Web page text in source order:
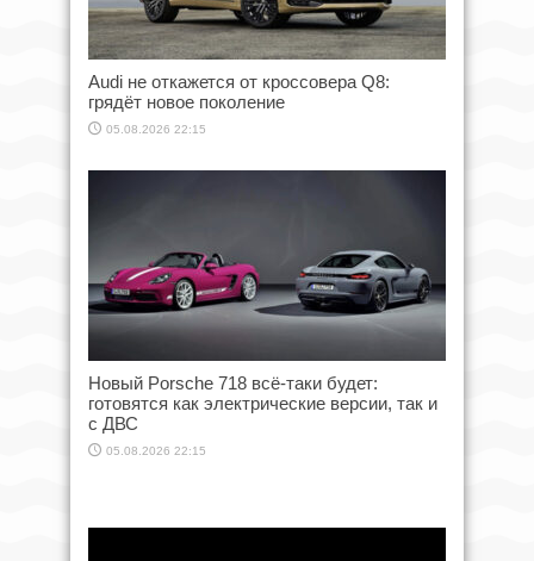
Audi не откажется от кроссовера Q8:
грядёт новое поколение
05.08.2026 22:15
Новый Porsche 718 всё-таки будет:
готовятся как электрические версии, так и
с ДВС
05.08.2026 22:15